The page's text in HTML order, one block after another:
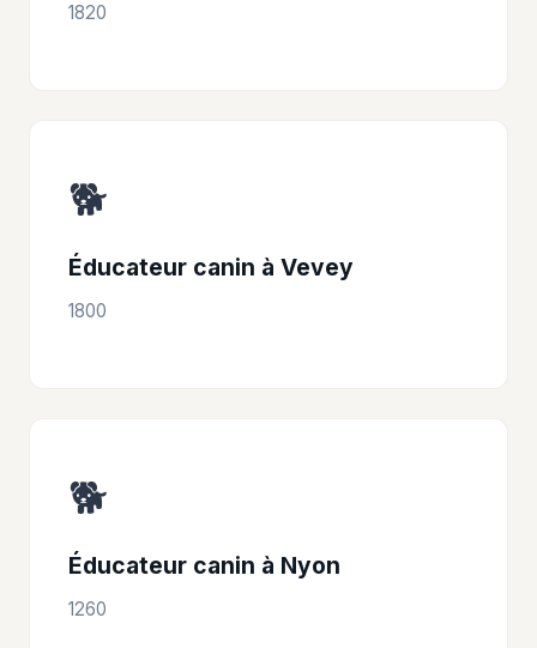
1820
🐕
Éducateur canin à Vevey
1800
🐕
Éducateur canin à Nyon
1260